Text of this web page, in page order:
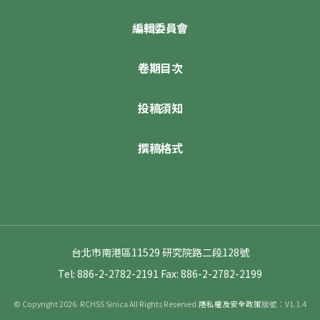
編輯委員會
卷期目次
投稿須知
撰稿格式
台北市南港區11529 研究院路二段128號
Tel: 886-2-2782-2191 Fax: 886-2-2782-2199
© Copyright 2026. RCHSS Sinica All Rights Reserved.隱私權及安全政策版號：V1.1.4